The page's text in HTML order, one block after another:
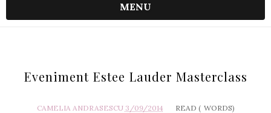
MENU
Eveniment Estee Lauder Masterclass
CAMELIA ANDRASESCU 3/09/2014 READ ( WORDS)